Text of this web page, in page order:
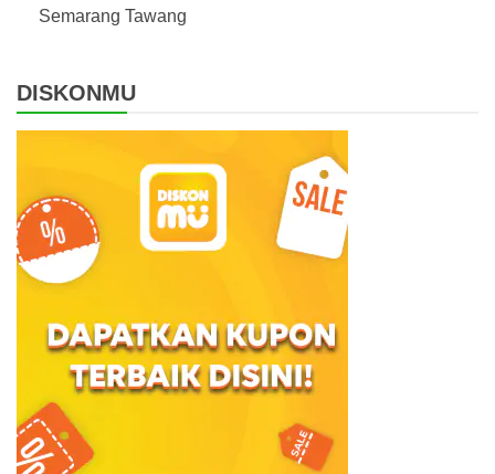
Semarang Tawang
DISKONMU